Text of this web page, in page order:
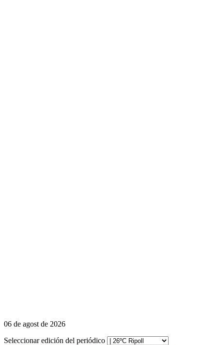
06 de agost de 2026
Seleccionar edición del periódico